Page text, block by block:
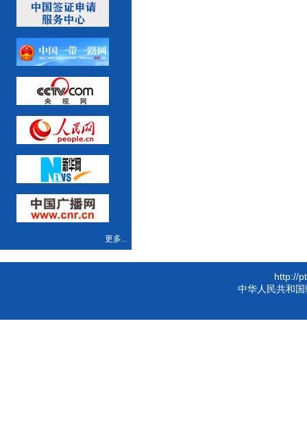
更多...
http://
中华人民共和